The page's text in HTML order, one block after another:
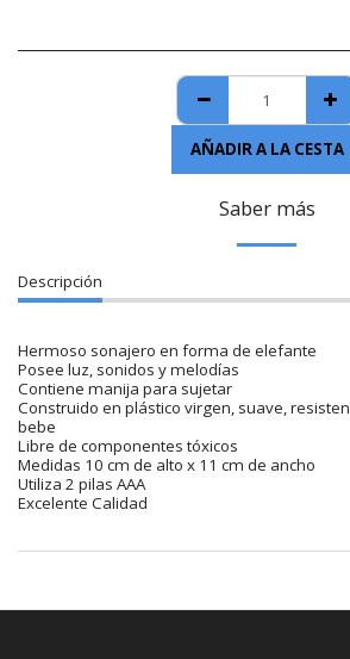
AÑADIR A LA CESTA
Saber más
Descripción
Hermoso sonajero en forma de elefante
Posee luz, sonidos y melodías
Contiene manija para sujetar
Construido en plástico virgen, suave,
bebe
Libre de componentes tóxicos
Medidas 10 cm de alto x 11 cm de ancho
Utiliza 2 pilas AAA
Excelente Calidad